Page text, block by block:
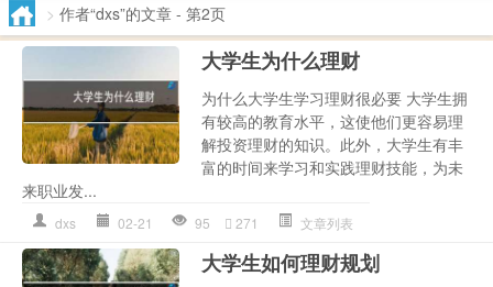
> 作者“dxs”的文章 - 第2页
大学生为什么理财
为什么大学生学习理财很必要 大学生拥
有较高的教育水平，这使他们更容易理
解投资理财的知识。此外，大学生有丰
富的时间来学习和实践理财技能，为未
来职业发...
dxs 02-21 95 271 文章列表
大学生如何理财规划